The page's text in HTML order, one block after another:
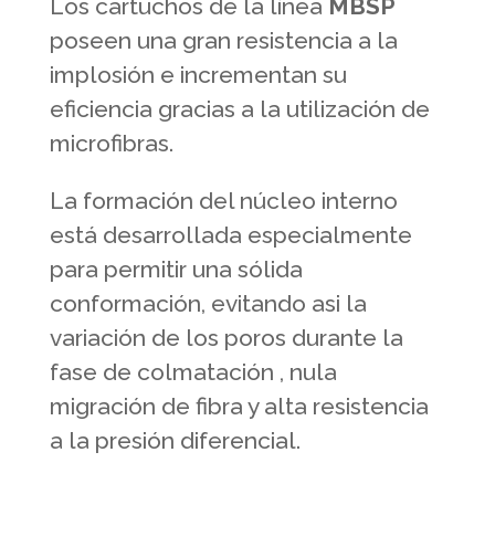
Los cartuchos de la línea MBSP
poseen una gran resistencia a la
implosión e incrementan su
eficiencia gracias a la utilización de
microfibras.
La formación del núcleo interno
está desarrollada especialmente
para permitir una sólida
conformación, evitando asi la
variación de los poros durante la
fase de colmatación , nula
migración de fibra y alta resistencia
a la presión diferencial.